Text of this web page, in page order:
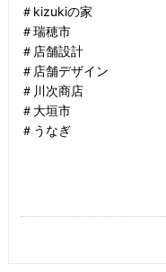
＃kizukiの家
＃瑞穂市
＃店舗設計
＃店舗デザイン
＃川次商店
＃大垣市
＃うなぎ